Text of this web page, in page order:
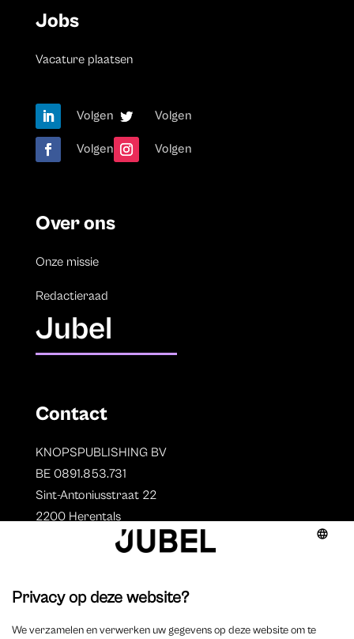
Jobs
Vacature plaatsen
Volgen Volgen
Volgen Volgen
Over ons
Onze missie
Redactieraad
Jubel
Contact
KNOPSPUBLISHING BV
BE 0891.853.731
Sint-Antoniusstraat 22
2200 Herentals
Auteurs
Overzicht auteurs